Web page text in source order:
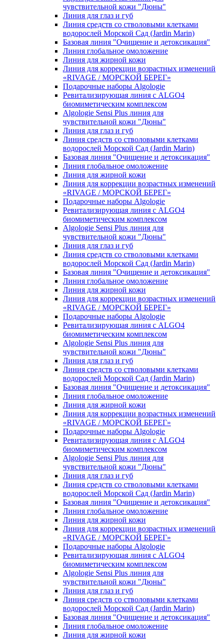
чувcтвительной кожи "Дюны"
Линия для глаз и губ
Линия средств со стволовыми клетками
водорослей Морской Сад (Jardin Marin)
Базовая линия "Очищение и детоксикация"
Линия глобальное омоложение
Линия для жирной кожи
Линия для коррекции возрастных изменений
«RIVAGE / МОРСКОЙ БЕРЕГ»
Подарочные наборы Algologie
Ревитализирующая линия с ALGO4
биомиметическим комплексом
Algologie Sensi Plus линия для
чувcтвительной кожи "Дюны"
Линия для глаз и губ
Линия средств со стволовыми клетками
водорослей Морской Сад (Jardin Marin)
Базовая линия "Очищение и детоксикация"
Линия глобальное омоложение
Линия для жирной кожи
Линия для коррекции возрастных изменений
«RIVAGE / МОРСКОЙ БЕРЕГ»
Подарочные наборы Algologie
Ревитализирующая линия с ALGO4
биомиметическим комплексом
Algologie Sensi Plus линия для
чувcтвительной кожи "Дюны"
Линия для глаз и губ
Линия средств со стволовыми клетками
водорослей Морской Сад (Jardin Marin)
Базовая линия "Очищение и детоксикация"
Линия глобальное омоложение
Линия для жирной кожи
Линия для коррекции возрастных изменений
«RIVAGE / МОРСКОЙ БЕРЕГ»
Подарочные наборы Algologie
Ревитализирующая линия с ALGO4
биомиметическим комплексом
Algologie Sensi Plus линия для
чувcтвительной кожи "Дюны"
Линия для глаз и губ
Линия средств со стволовыми клетками
водорослей Морской Сад (Jardin Marin)
Базовая линия "Очищение и детоксикация"
Линия глобальное омоложение
Линия для жирной кожи
Линия для коррекции возрастных изменений
«RIVAGE / МОРСКОЙ БЕРЕГ»
Подарочные наборы Algologie
Ревитализирующая линия с ALGO4
биомиметическим комплексом
Algologie Sensi Plus линия для
чувcтвительной кожи "Дюны"
Линия для глаз и губ
Линия средств со стволовыми клетками
водорослей Морской Сад (Jardin Marin)
Базовая линия "Очищение и детоксикация"
Линия глобальное омоложение
Линия для жирной кожи
Линия для коррекции возрастных изменений
«RIVAGE / МОРСКОЙ БЕРЕГ»
Подарочные наборы Algologie
Ревитализирующая линия с ALGO4
биомиметическим комплексом
Algologie Sensi Plus линия для
чувcтвительной кожи "Дюны"
Линия для глаз и губ
Линия средств со стволовыми клетками
водорослей Морской Сад (Jardin Marin)
Базовая линия "Очищение и детоксикация"
Линия глобальное омоложение
Линия для жирной кожи